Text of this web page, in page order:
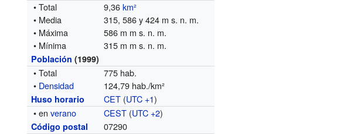
• Total 9,36km²
• Media
315, 586 y 424 m s. n. m.
• Máxima
586 m m s. n. m.
• Mínima
315 m m s. n. m.
Población (1999)
• Total
775 hab.
• Densidad 124,79 hab./km²
Huso horario CET (UTC +1)
• enverano CEST (UTC +2)
Código postal 07290